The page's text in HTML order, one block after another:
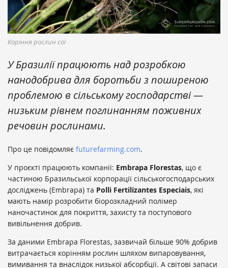
Коріння рослин сої
У Бразилії працюють над розробкою
нанодобрива для боротьби з поширеною
проблемою в сільському господарстві —
низьким рівнем поглинанням поживних
речовин рослинами.
Про це повідомляє futurefarming.com.
У проєкті працюють компанії: Embrapa Florestas, що є
частиною Бразильської корпорації сільськогосподарських
досліджень (Embrapa) та Polli Fertilizantes Especiais, які
мають намір розробити біорозкладний полімер
наночастинок для покриття, захисту та поступового
вивільнення добрив.
За даними Embrapa Florestas, зазвичай більше 90% добрив
витрачається корінням рослин шляхом випаровування,
вимивання та внаслідок низької абсорбції. А світові запаси